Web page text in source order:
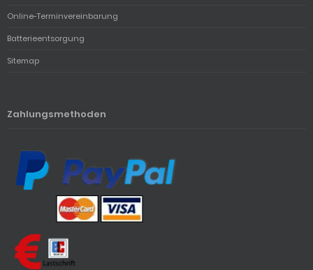
Online-Terminvereinbarung
Batterieentsorgung
Sitemap
Zahlungsmethoden